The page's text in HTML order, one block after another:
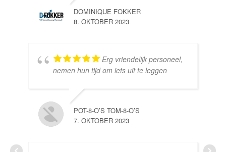
DOMINIQUE FOKKER
8. OKTOBER 2023
Erg vriendelijk personeel,
nemen hun tijd om iets uit te leggen
POT-8-O’S TOM-8-O’S
7. OKTOBER 2023